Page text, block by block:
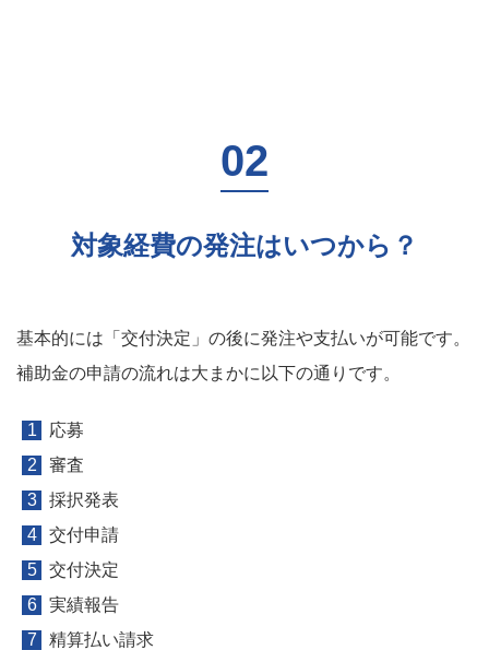
対象経費の発注はいつから？
基本的には「交付決定」の後に発注や支払いが可能です。
補助金の申請の流れは大まかに以下の通りです。
応募
審査
採択発表
交付申請
交付決定
実績報告
精算払い請求